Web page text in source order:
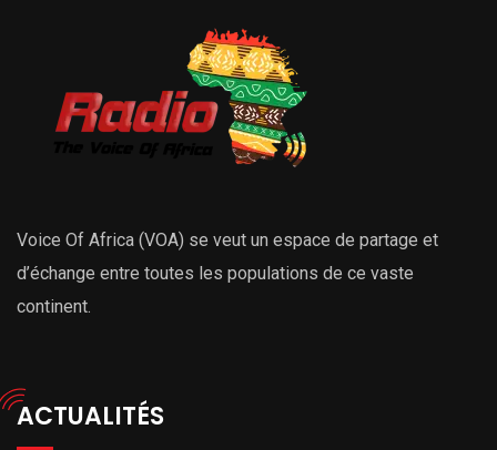
Voice Of Africa (VOA) se veut un espace de partage et
d’échange entre toutes les populations de ce vaste
continent.
ACTUALITÉS